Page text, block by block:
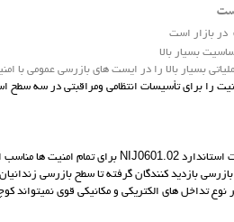
در بازار است
بسیار بالا
بسیار بالا را در ایست های بازرسی عمومی با
را برای تأسیسات انتظامی ومراقبتی در سه سطح
استاندارد NIJ0601.02 برای تمام امنیت ها
بازدید کنندگان گرفته تا سطح بازرسی
تداخل های الکتریکی و مکانیکی قوی نمیتواند